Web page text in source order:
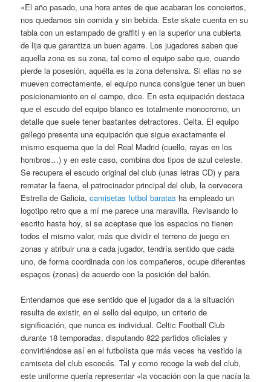
«El año pasado, una hora antes de que acabaran los conciertos,
nos quedamos sin comida y sin bebida. Este skate cuenta en su
tabla con un estampado de graffiti y en la superior una cubierta
de lija que garantiza un buen agarre. Los jugadores saben que
aquella zona es su zona, tal como el equipo sabe que, cuando
pierde la posesión, aquélla es la zona defensiva. Si ellas no se
mueven correctamente, el equipo nunca consigue tener un buen
posicionamiento en el campo, dice. En esta equipación destaca
que el escudo del equipo blanco es totalmente monocromo, un
detalle que suele tener bastantes detractores. Celta. El equipo
gallego presenta una equipación que sigue exactamente el
mismo esquema que la del Real Madrid (cuello, rayas en los
hombros…) y en este caso, combina dos tipos de azul celeste.
Se recupera el escudo original del club (unas letras CD) y para
rematar la faena, el patrocinador principal del club, la cervecera
Estrella de Galicia,camisetas futbol baratas ha empleado un
logotipo retro que a mí me parece una maravilla. Revisando lo
escrito hasta hoy, si se aceptase que los espacios no tienen
todos el mismo valor, más que dividir el terreno de juego en
zonas y atribuir una a cada jugador, tendría sentido que cada
uno, de forma coordinada con los compañeros, ocupe diferentes
espaços (zonas) de acuerdo con la posición del balón.
Entendamos que ese sentido que el jugador da a la situación
resulta de existir, en el sello del equipo, un criterio de
significación, que nunca es individual. Celtic Football Club
durante 18 temporadas, disputando 822 partidos oficiales y
convirtiéndose así en el futbolista que más veces ha vestido la
camiseta del club escocés. Tal y como recoge la web del club,
este uniforme quería representar «la vocación con la que nacía la